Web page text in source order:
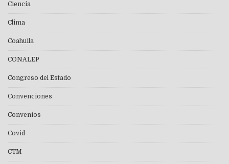
Ciencia
Clima
Coahuila
CONALEP
Congreso del Estado
Convenciones
Convenios
Covid
CTM